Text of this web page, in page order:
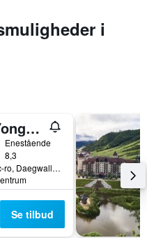
i
Mona Yongpyeong
klasse 4
Enestående
8,3
715, Olympic-ro, Daegwallyeong-Myeon, Pyeongchang, Sydkorea
Se tilbud